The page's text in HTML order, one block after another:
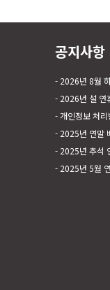
공지사항
2026년 8월
2026년 설 연
개인정보 처
2025년 연말
2025년 추석
2025년 5월